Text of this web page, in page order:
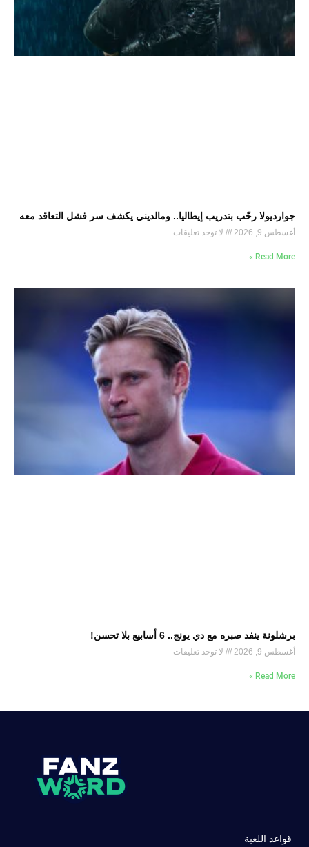
جوارديولا رحّب بتدريب إيطاليا.. ومالديني يكشف سر فشل التعاقد معه
أغسطس 9, 2026 لا توجد تعليقات
Read More »
برشلونة ينفد صبره مع دي يونج.. 6 أسابيع بلا تحسن!
أغسطس 9, 2026 لا توجد تعليقات
Read More »
قواعد اللعبة